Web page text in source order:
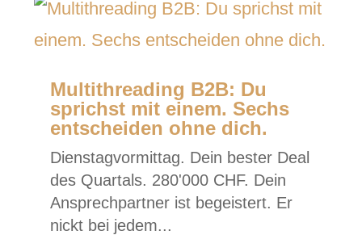
Multithreading B2B: Du
sprichst mit einem. Sechs
entscheiden ohne dich.
Dienstagvormittag. Dein bester Deal
des Quartals. 280'000 CHF. Dein
Ansprechpartner ist begeistert. Er
nickt bei jedem...